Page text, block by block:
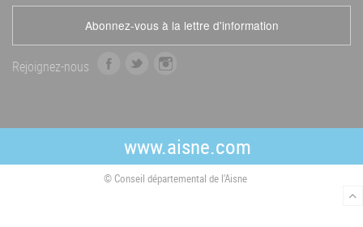
Abonnez-vous à la lettre d'information
Rejoignez-nous
b
o
t
e
r
a
g
r
a
www.aisne.com
© Conseil départemental de l'Aisne